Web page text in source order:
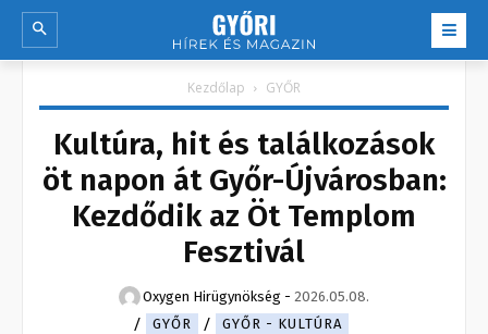
Kezdőlap GYŐR
Kultúra, hit és találkozások
öt napon át Győr-Újvárosban:
Kezdődik az Öt Templom
Fesztivál
Oxygen Hirügynökség - 2026.05.08.
GYŐR
GYŐR - KULTÚRA